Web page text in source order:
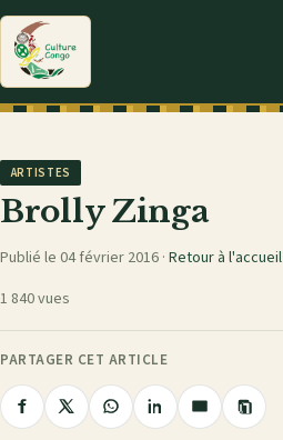
ARTISTES
Brolly Zinga
Publié le 04 février 2016 · Retour à l'accueil
1 840 vues
PARTAGER CET ARTICLE
PartagerPartagerPartagerPartagerPartager
Copier
le